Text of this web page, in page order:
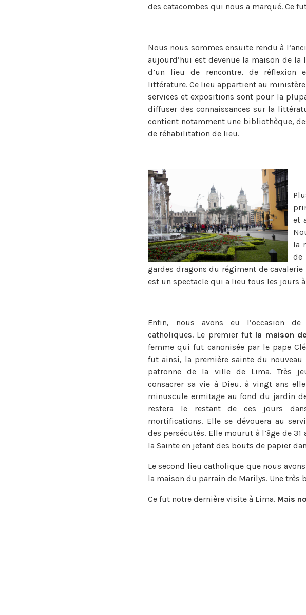
des catacombes qui nous a marqué. Ce
Nous nous sommes ensuite rendu à
aujourd’hui est devenue la maison de la
d’un lieu de rencontre, de réflexion
littérature. Ce lieu appartient au
services et expositions sont pour la
diffuser des connaissances sur la
contient notamment une bibliothèque,
de réhabilitation de lieu.
et
la
de
gardes dragons du régiment de
est un spectacle qui a lieu tous les jours
Enfin, nous avons eu l’occasion
catholiques. Le premier fut la maison
femme qui fut canonisée par le pape
fut ainsi, la première sainte du
patronne de la ville de Lima. Très
consacrer sa vie à Dieu, à vingt ans
minuscule ermitage au fond du jardin
restera le restant de ces jours
mortifications. Elle se dévouera au
des persécutés. Elle mourut à l’âge de
la Sainte en jetant des bouts de papier
Le second lieu catholique que nous
la maison du parrain de Marilys. Une très
Ce fut notre dernière visite à Lima. Mais